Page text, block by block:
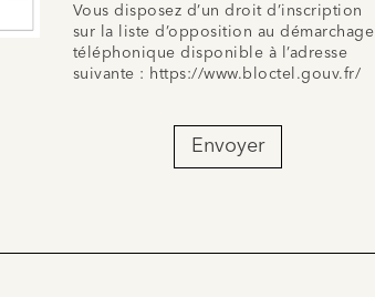
Vous disposez d’un droit d’inscription
sur la liste d’opposition au démarchage
téléphonique disponible à l’adresse
suivante : https://www.bloctel.gouv.fr/
Envoyer